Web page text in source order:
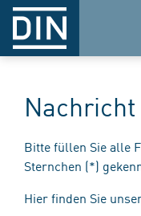
Bitte füllen Sie alle
Sternchen (*)
Hier finden Sie